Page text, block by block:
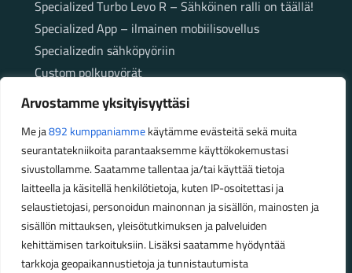
Arvostamme yksityisyyttäsi
Me ja892 kumppaniammekäytämme evästeitä sekä muita
seurantatekniikoita parantaaksemme käyttökokemustasi
sivustollamme. Saatamme tallentaa ja/tai käyttää tietoja
laitteella ja käsitellä henkilötietoja, kuten IP-osoitettasi ja
selaustietojasi, personoidun mainonnan ja sisällön, mainosten ja
sisällön mittauksen, yleisötutkimuksen ja palveluiden
kehittämisen tarkoituksiin. Lisäksi saatamme hyödyntää
tarkkoja geopaikannustietoja ja tunnistautumista
Specialized Turbo Levo R – Sähköinen ralli on täällä!
Specialized App – ilmainen mobiilisovellus
Specializedin sähköpyöriin
Custom polkupyörät
Fatbikellä helppoa ja huoletonta etenemistä
maastossa
Aukioloajat
Talvikauden aukioloajat (1.10.2025 – 28.2.2026)
Ma-Pe 10-18
La 10-14
Kesäkauden aukioloajat (1.3.2026 – 30.9.2026)